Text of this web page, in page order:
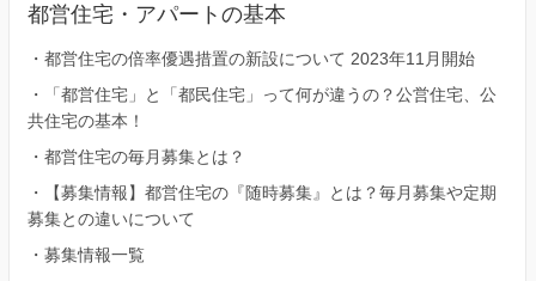
都営住宅・アパートの基本
・ 都営住宅の倍率優遇措置の新設について 2023年11月開始
・
「都営住宅」と「都民住宅」って何が違うの？公営住宅、公
共住宅の基本！
・ 都営住宅の毎月募集とは？
・
【募集情報】都営住宅の『随時募集』とは？毎月募集や定期
募集との違いについて
・ 募集情報一覧